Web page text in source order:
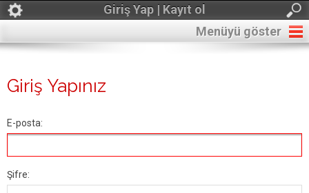
Giriş Yap | Kayıt ol
Menüyü göster
Giriş Yapınız
E-posta:
Şifre: